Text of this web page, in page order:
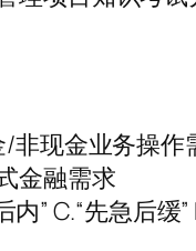
非现金业务操
金融需求
内” C.“先急后缓